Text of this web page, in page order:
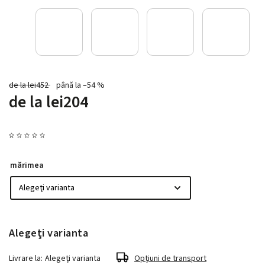
de la lei452 până la –54 %
de la lei204
mărimea
Alegeţi varianta
Livrare la: Alegeţi varianta Opțiuni de transport